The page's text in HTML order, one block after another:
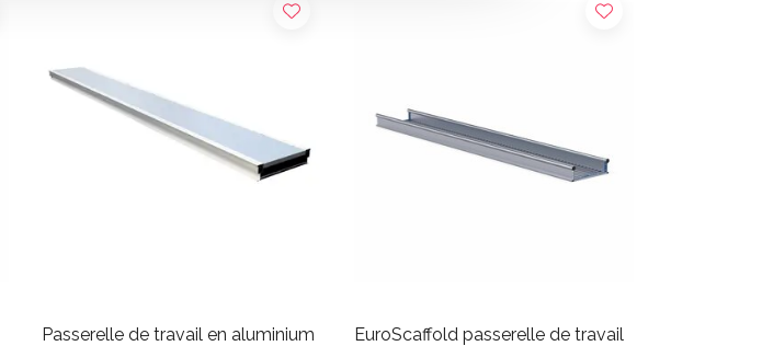
Passerelle de travail en aluminium
EuroScaffold passerelle de travail